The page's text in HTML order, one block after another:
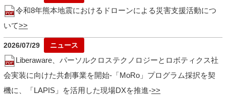
令和8年熊本地震におけるドローンによる災害支援活動につ
いて
2026/07/29
Liberaware、パーソルクロステクノロジーとロボティクス社
会実装に向けた共創事業を開始-「MoRo」プログラム採択を契
機に、「LAPIS」を活用した現場DXを推進-